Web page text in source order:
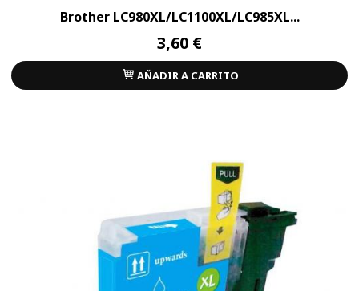
Brother LC980XL/LC1100XL/LC985XL...
3,60 €
AÑADIR A CARRITO